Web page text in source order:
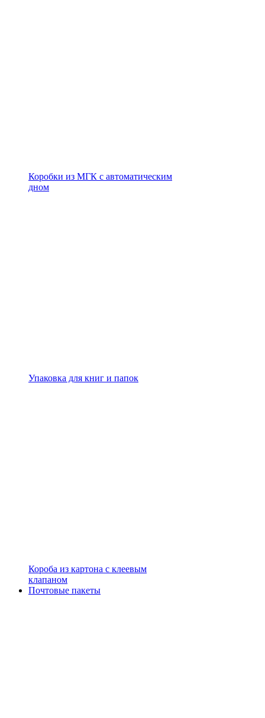
Коробки из МГК с автоматическим
дном
Упаковка для книг и папок
Короба из картона с клеевым
клапаном
Почтовые пакеты